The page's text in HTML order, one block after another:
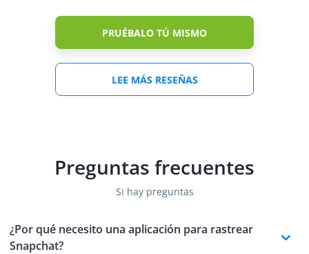
PRUÉBALO TÚ MISMO
LEE MÁS RESEÑAS
Preguntas frecuentes
Si hay preguntas
¿Por qué necesito una aplicación para rastrear
Snapchat?